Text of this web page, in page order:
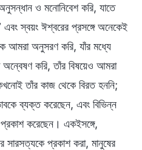
ও মনোনিবেশ করি, যাতে
এবং স্বয়ং ঈশ্বরের প্রসঙ্গে অনেকেই
আমরা অনুসরণ করি, যাঁর মধ্যে
অন্বেষণ করি, তাঁর বিষয়েও আমরা
তাঁর কাজ থেকে বিরত হননি;
ব্যক্ত করেছেন, এবং বিভিন্ন
প্রকাশ করেছেন। একইসঙ্গে,
সারসত্যকে প্রকাশ করা, মানুষের